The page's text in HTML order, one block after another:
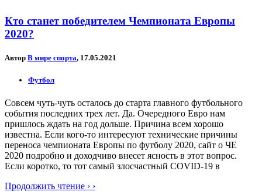
Кто станет победителем Чемпионата Европы
2020?
Автор В мире спорта, 17.05.2021
Футбол
Совсем чуть-чуть осталось до старта главного футбольного
события последних трех лет. Да. Очередного Евро нам
пришлось ждать на год дольше. Причина всем хорошо
известна. Если кого-то интересуют технические причины
переноса чемпионата Европы по футболу 2020, сайт о ЧЕ
2020 подробно и доходчиво внесет ясность в этот вопрос.
Если коротко, то тот самый злосчастный COVID-19 в
Продолжить чтение › ›